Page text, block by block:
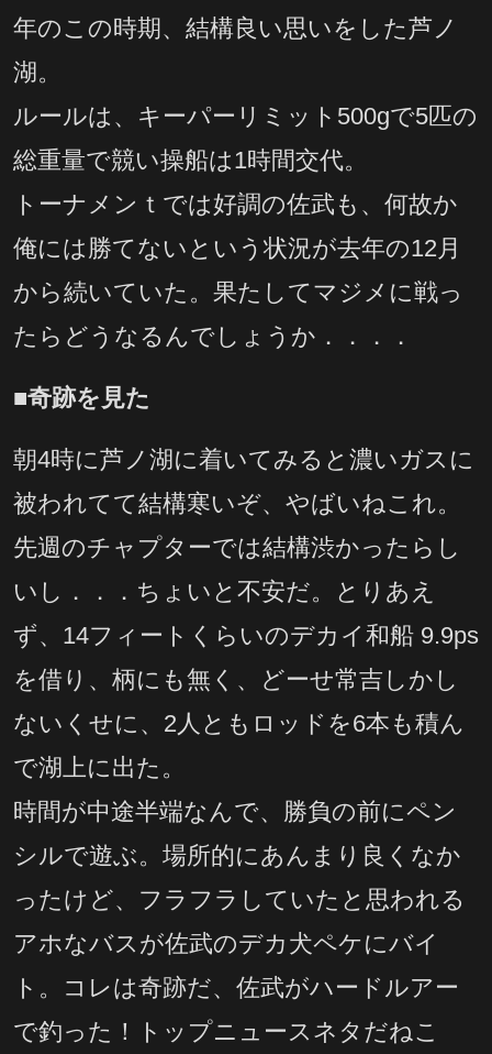
年のこの時期、結構良い思いをした芦ノ
湖。
ルールは、キーパーリミット500gで5匹の
総重量で競い操船は1時間交代。
トーナメンｔでは好調の佐武も、何故か
俺には勝てないという状況が去年の12月
から続いていた。果たしてマジメに戦っ
たらどうなるんでしょうか．．．．
■奇跡を見た
朝4時に芦ノ湖に着いてみると濃いガスに
被われてて結構寒いぞ、やばいねこれ。
先週のチャプターでは結構渋かったらし
いし．．．ちょいと不安だ。とりあえ
ず、14フィートくらいのデカイ和船 9.9ps
を借り、柄にも無く、どーせ常吉しかし
ないくせに、2人ともロッドを6本も積ん
で湖上に出た。
時間が中途半端なんで、勝負の前にペン
シルで遊ぶ。場所的にあんまり良くなか
ったけど、フラフラしていたと思われる
アホなバスが佐武のデカ犬ペケにバイ
ト。コレは奇跡だ、佐武がハードルアー
で釣った！トップニュースネタだねこ